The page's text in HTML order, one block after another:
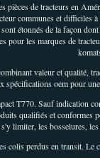
pièces de tracteurs en
communes et
étonnés de la façon
pour les marques de
valeur et qualité,
spécifications oem pour
T770. Sauf indication
qualifiés et
limiter, les bosselures,
colis perdus en transit.